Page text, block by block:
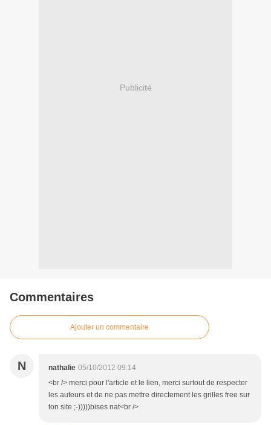
Publicité
Commentaires
Ajouter un commentaire
N nathalie 05/10/2012 09:14
<br /> merci pour l'article et le lien, merci surtout de respecter
les auteurs et de ne pas mettre directement les grilles free sur
ton site ;-)))))bises nat<br />